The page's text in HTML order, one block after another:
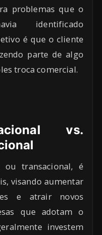
problemas que o
identificado
é que o cliente
parte de algo
troca comercial.
vs.
ou transacional, é
visando aumentar
e atrair novos
que adotam o
investem